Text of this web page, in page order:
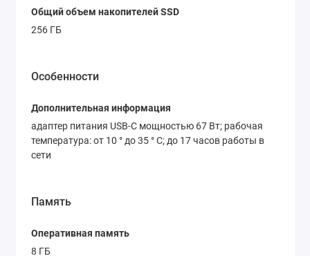
Общий объем накопителей SSD
256 ГБ
Особенности
Дополнительная информация
адаптер питания USB-C мощностью 67 Вт; рабочая
температура: от 10 ° до 35 ° C; до 17 часов работы в
сети
Память
Оперативная память
8 ГБ